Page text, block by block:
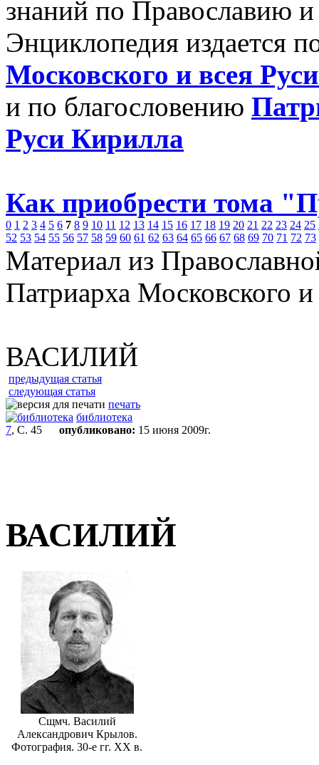
знаний по Православию
Энциклопедия издается
Московского и всея
и по благословению
Руси Кирилла
Как приобрести тома
0 1 2 3 4 5 6 7 8 9 10 11 12 13 14 15 16 17 18 19 20 21 22 23 24 25
52 53 54 55 56 57 58 59 60 61 62 63 64 65 66 67 68 69 70 71 72 73
Материал из
Патриарха Московского
ВАСИЛИЙ
предыдущая статья
следующая статья
печать
библиотека
7, С. 45 опубликовано: 15 июня 2009г.
ВАСИЛИЙ
Сщмч. Василий
Александрович Крылов.
Фотография. 30-е гг. XX в.